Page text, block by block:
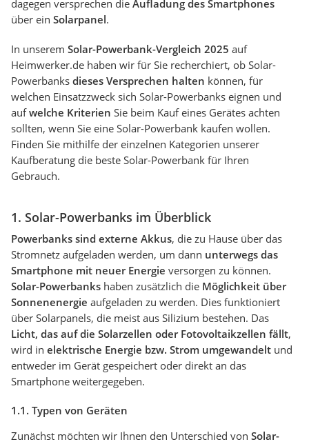
dagegen versprechen die Aufladung des Smartphones
über ein Solarpanel.
In unserem Solar-Powerbank-Vergleich 2025 auf
Heimwerker.de haben wir für Sie recherchiert, ob Solar-
Powerbanks dieses Versprechen halten können, für
welchen Einsatzzweck sich Solar-Powerbanks eignen und
aufwelche Kriterien Sie beim Kauf eines Gerätes achten
sollten, wenn Sie eine Solar-Powerbank kaufen wollen.
Finden Sie mithilfe der einzelnen Kategorien unserer
Kaufberatung die beste Solar-Powerbank für Ihren
Gebrauch.
1. Solar-Powerbanks im Überblick
Powerbanks sind externe Akkus, die zu Hause über das
Stromnetz aufgeladen werden, um dann unterwegs das
Smartphone mit neuer Energie versorgen zu können.
Solar-Powerbanks haben zusätzlich die Möglichkeit über
Sonnenenergie aufgeladen zu werden. Dies funktioniert
über Solarpanels, die meist aus Silizium bestehen. Das
Licht, das auf die Solarzellen oder Fotovoltaikzellen fällt,
wird in elektrische Energie bzw. Strom umgewandelt und
entweder im Gerät gespeichert oder direkt an das
Smartphone weitergegeben.
1.1. Typen von Geräten
Zunächst möchten wir Ihnen den Unterschied von Solar-